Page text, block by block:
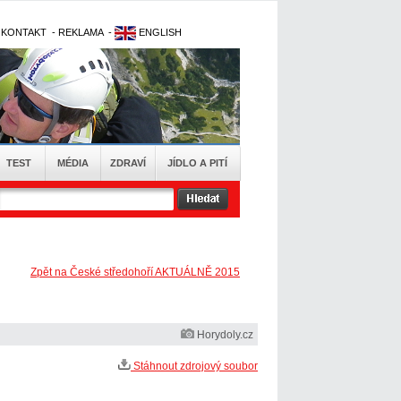
KONTAKT - REKLAMA - ENGLISH
TEST MÉDIA ZDRAVÍ JÍDLO A PITÍ
Zpět na České středohoří AKTUÁLNĚ 2015
Horydoly.cz
Stáhnout zdrojový soubor